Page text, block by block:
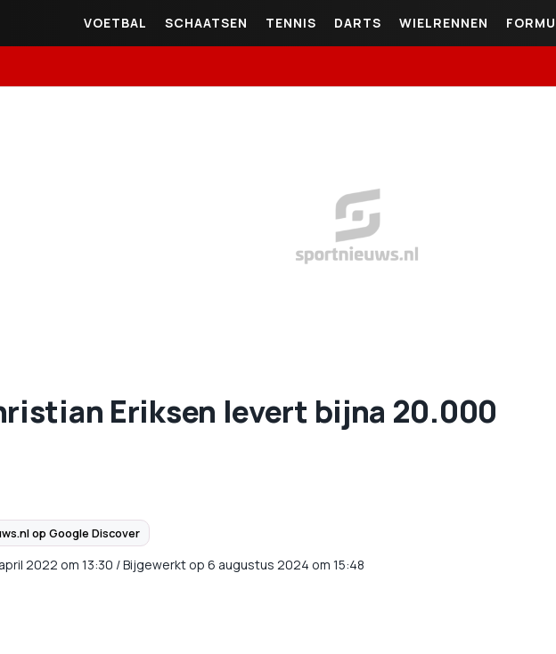
VOETBAL SCHAATSEN TENNIS DARTS WIELRENNEN
Eriksen levert bijna 20.000
op Google Discover
2022 om 13:30 /Bijgewerkt op 6 augustus 2024 om 15:48